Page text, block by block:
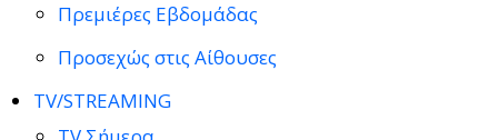
Πρεμιέρες Εβδομάδας
Προσεχώς στις Αίθουσες
TV/STREAMING